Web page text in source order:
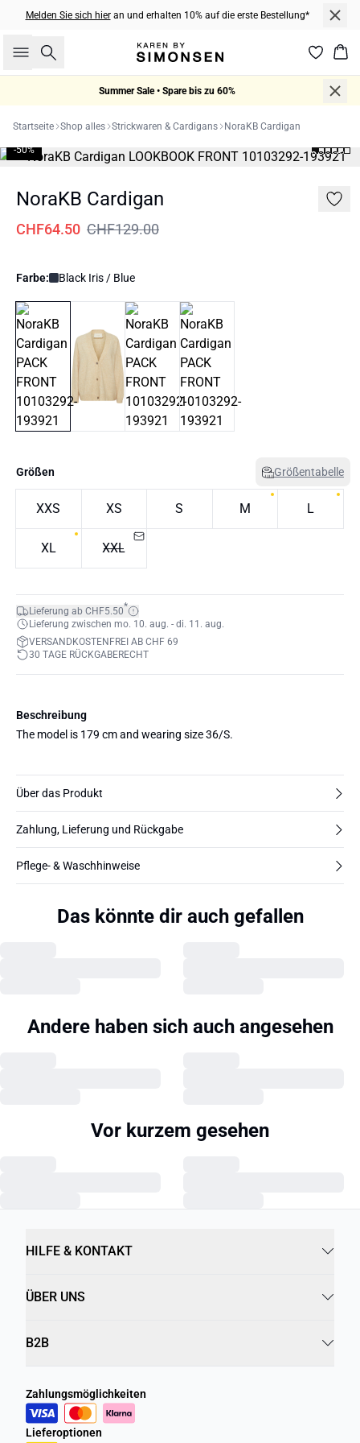
Melden Sie sich hieran und erhalten 10% auf die erste Bestellung*
Suche
Summer Sale • Spare bis zu 60%
Startseite Shop alles Strickwaren & Cardigans NoraKB Cardigan
-50%
NoraKB Cardigan
CHF64.50 CHF129.00
Farbe: Black Iris / Blue
Größen Größentabelle
XXS XS S M L
XL XXL
Lieferung ab CHF5.50*
Lieferung zwischen mo. 10. aug. - di. 11. aug.
VERSANDKOSTENFREI AB CHF 69
30 TAGE RÜCKGABERECHT
Beschreibung
The model is 179 cm and wearing size 36/S.
Über das Produkt
Zahlung, Lieferung und Rückgabe
Pflege- & Waschhinweise
Das könnte dir auch gefallen
Andere haben sich auch angesehen
Vor kurzem gesehen
HILFE & KONTAKT
ÜBER UNS
B2B
Zahlungsmöglichkeiten
Lieferoptionen